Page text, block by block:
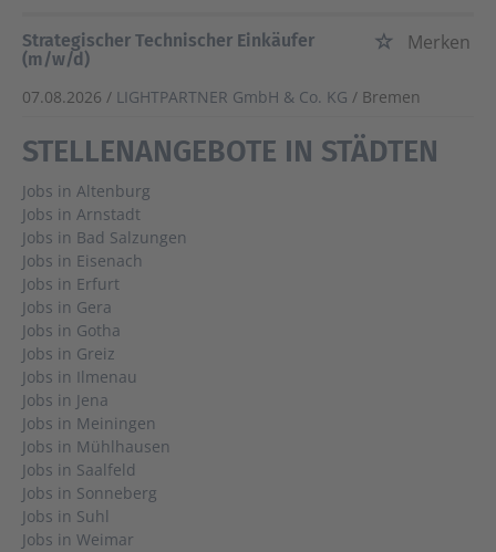
Strategischer Technischer Einkäufer
(m/w/d)
Merken
07.08.2026 / LIGHTPARTNER GmbH & Co. KG / Bremen
STELLENANGEBOTE IN STÄDTEN
Jobs in Altenburg
Jobs in Arnstadt
Jobs in Bad Salzungen
Jobs in Eisenach
Jobs in Erfurt
Jobs in Gera
Jobs in Gotha
Jobs in Greiz
Jobs in Ilmenau
Jobs in Jena
Jobs in Meiningen
Jobs in Mühlhausen
Jobs in Saalfeld
Jobs in Sonneberg
Jobs in Suhl
Jobs in Weimar